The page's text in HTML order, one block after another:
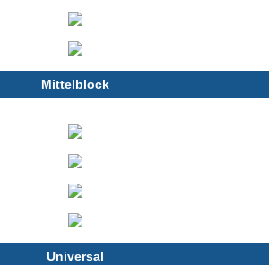
Mittelblock
Universal